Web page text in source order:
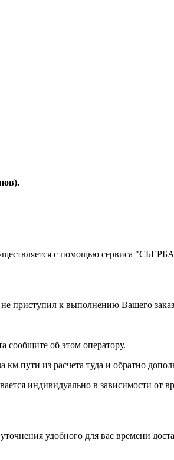
с помощью сервиса
приступил к выполнению Вашего
сообщите об этом оператору.
за км пути из расчета туда и обратно
индивидуально в зависимости от
удобного для вас времени